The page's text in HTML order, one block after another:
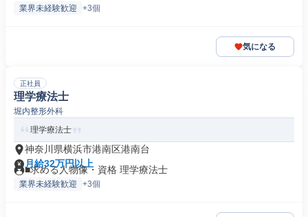
業界未経験歓迎 +3個
気になる
正社員
理学療法士
堀内整形外科
理学療法士
神奈川県横浜市港南区港南台
月給32万円以上
■求める人物像・資格 理学療法士
業界未経験歓迎 +3個